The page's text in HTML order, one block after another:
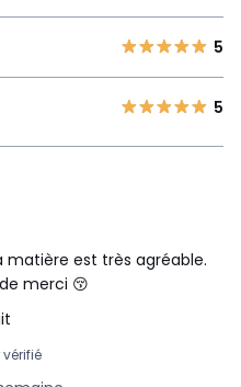
5
5
matière est très agréable.
merci 😚